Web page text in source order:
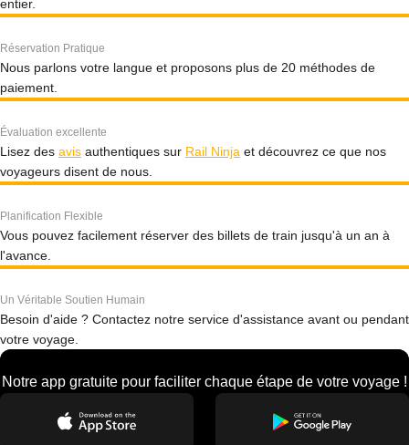
entier.
Réservation Pratique
Nous parlons votre langue et proposons plus de 20 méthodes de
paiement.
Évaluation excellente
Lisez des avis authentiques sur Rail Ninja et découvrez ce que nos
voyageurs disent de nous.
Planification Flexible
Vous pouvez facilement réserver des billets de train jusqu'à un an à
l'avance.
Un Véritable Soutien Humain
Besoin d'aide ? Contactez notre service d'assistance avant ou pendant
votre voyage.
Notre app gratuite pour faciliter chaque étape de votre voyage !